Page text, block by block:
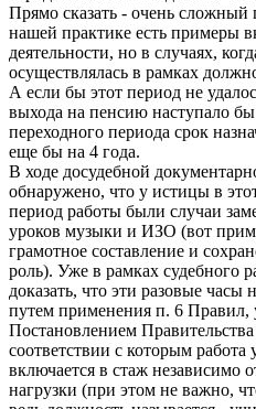
Прямо сказать - очень сложный
нашей практике есть примеры
деятельности, но в случаях,
осуществлялась в рамках
А если бы этот период не
выхода на пенсию наступало бы
переходного периода срок
еще бы на 4 года.
В ходе досудебной
обнаружено, что у истицы в
период работы были случаи
уроков музыки и ИЗО (вот
грамотное составление и
роль). Уже в рамках судебного
доказать, что эти разовые
путем применения п. 6 Правил,
Постановлением
соответствии с которым работа
включается в стаж независимо
нагрузки (при этом не важно,